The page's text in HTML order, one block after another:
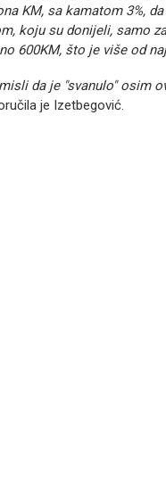
KM, sa kamatom 3%,
koju su donijeli, samo
600KM, što je više od
da je "svanulo" osim
je Izetbegović.